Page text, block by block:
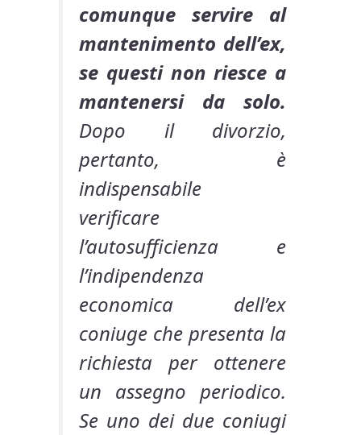
comunque servire al
mantenimento dell’ex,
se questi non riesce a
mantenersi da solo.
Dopo il divorzio,
pertanto, è
indispensabile
verificare
l’autosufficienza e
l’indipendenza
economica dell’ex
coniuge che presenta la
richiesta per ottenere
un assegno periodico.
Se uno dei due coniugi